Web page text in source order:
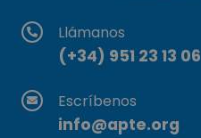
Llámanos
(+34) 951 23 13 06
Escríbenos
info@apte.org